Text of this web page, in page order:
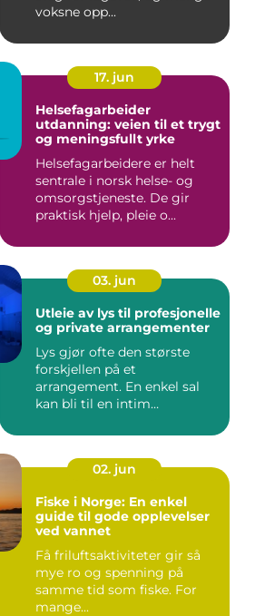
voksne opp...
17. jun
Helsefagarbeider
utdanning: veien til et trygt
og meningsfullt yrke
Helsefagarbeidere er helt
sentrale i norsk helse- og
omsorgstjeneste. De gir
praktisk hjelp, pleie o...
03. jun
Utleie av lys til profesjonelle
og private arrangementer
Lys gjør ofte den største
forskjellen på et
arrangement. En enkel sal
kan bli til en intim
02. jun
Fiske i Norge: En enkel
guide til gode opplevelser
ved vannet
Få friluftsaktiviteter gir så
mye ro og spenning på
samme tid som fiske. For
mange...